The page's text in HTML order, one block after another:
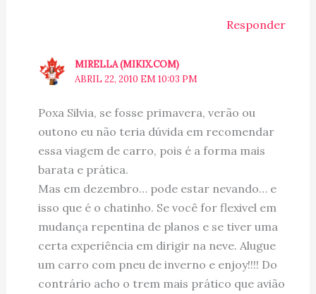
Responder
MIRELLA (MIKIX.COM)
ABRIL 22, 2010 EM 10:03 PM
Poxa Silvia, se fosse primavera, verão ou
outono eu não teria dúvida em recomendar
essa viagem de carro, pois é a forma mais
barata e prática.
Mas em dezembro… pode estar nevando… e
isso que é o chatinho. Se você for flexivel em
mudança repentina de planos e se tiver uma
certa experiência em dirigir na neve. Alugue
um carro com pneu de inverno e enjoy!!!! Do
contrário acho o trem mais prático que avião